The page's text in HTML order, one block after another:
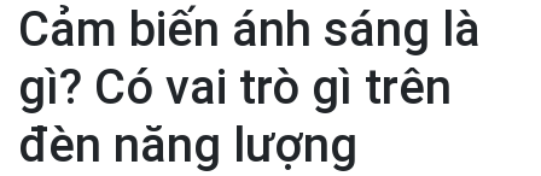
Cảm biến ánh sáng là
gì? Có vai trò gì trên
đèn năng lượng